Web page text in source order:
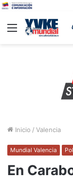
Menu
Inicio / Valencia
Mundial Valencia
En